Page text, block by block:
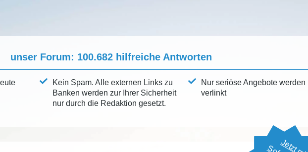
unser Forum: 100.682hilfreiche Antworten
Kein Spam. Alle externen Links zu
Banken werden zur Ihrer Sicherheit
nur durch die Redaktion gesetzt.
Nur seriöse Angebote werden
verlinkt